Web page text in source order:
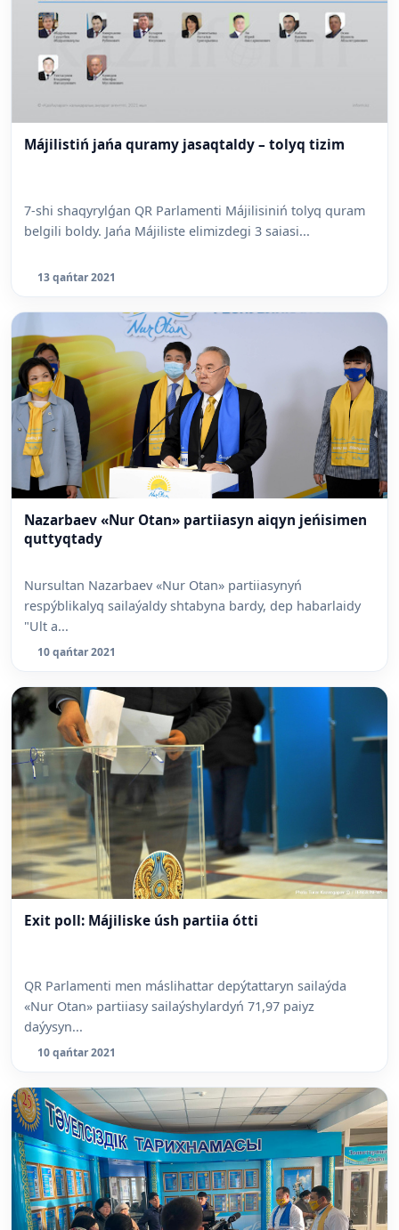
Májilistiń jańa quramy jasaqtaldy – tolyq tizim
7-shi shaqyrylǵan QR Parlamenti Májilisiniń tolyq quram
belgili boldy. Jańa Májiliste elimizdegi 3 saiasi...
13 qańtar 2021
Nazarbaev «Nur Otan» partiiasyn aiqyn jeńisimen
quttyqtady
Nursultan Nazarbaev «Nur Otan» partiiasynyń
respýblikalyq sailaýaldy shtabyna bardy, dep habarlaidy
"Ult a...
10 qańtar 2021
Exit poll: Májiliske úsh partiia ótti
QR Parlamenti men máslihattar depýtattaryn sailaýda
«Nur Otan» partiiasy sailaýshylardyń 71,97 paiyz
daýysyn...
10 qańtar 2021